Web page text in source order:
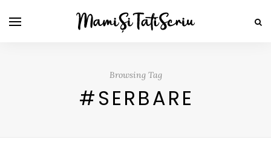
Browsing Tag
#SERBARE